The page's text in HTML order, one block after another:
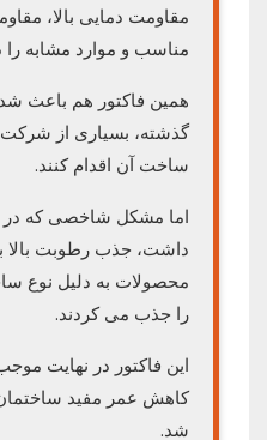
مقاومت دمایی بالا،
مناسب و موارد مشابه را
همین فاکتور هم باعث
گذشته، بسیاری از شرکت
ساخت آن اقدام کنند.
داشت، جذب رطوبت بالا
محصولات به دلیل نوع
را جذب می کردند.
این فاکتور در نهایت
کاهش عمر مفید
شد.